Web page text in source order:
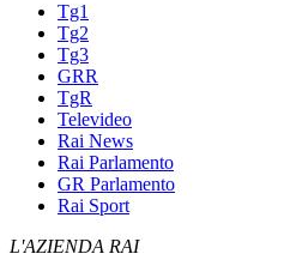
Tg1
Tg2
Tg3
GRR
TgR
Televideo
Rai News
Rai Parlamento
GR Parlamento
Rai Sport
L'AZIENDA RAI